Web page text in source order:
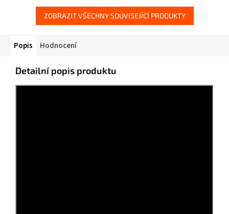
ZOBRAZIT VŠECHNY SOUVISEJÍCÍ PRODUKTY
Popis Hodnocení
Detailní popis produktu